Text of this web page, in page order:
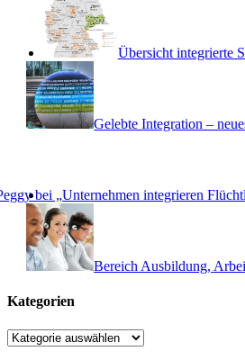
Übersicht integrierte
Gelebte Integration –
bei „Unternehmen integrieren
Bereich Ausbildung,
Kategorien
Kategorien